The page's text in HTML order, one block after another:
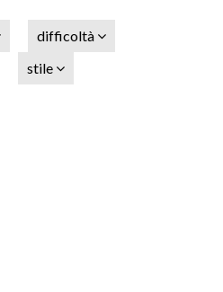
difficoltà
stile